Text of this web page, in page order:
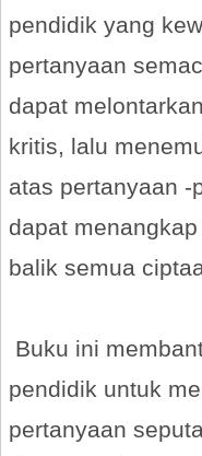
pendidik yang
pertanyaan
dapat
kritis, lalu
atas pertanyaan -
dapat
balik semua
Buku ini
pendidik untuk
pertanyaan